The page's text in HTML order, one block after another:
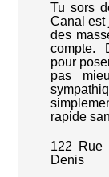
Tu sors
Canal est
des
compte.
pour
pas
rapide
122 Rue
Denis